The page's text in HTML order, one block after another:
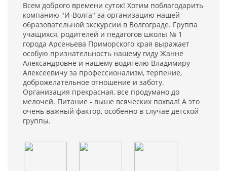
Всем доброго времени суток! Хотим поблагодарить
компанию "И-Волга" за организацию нашей
образовательной экскурсии в Волгограде. Группа
учащихся, родителей и педагогов школы № 1
города Арсеньева Приморского края выражает
особую признательность нашему гиду Жанне
Александровне и нашему водителю Владимиру
Алексеевичу за профессионализм, терпение,
доброжелательное отношение и заботу.
Организация прекрасная, все продумано до
мелочей. Питание - выше всяческих похвал! А это
очень важный фактор, особенно в случае детской
группы.